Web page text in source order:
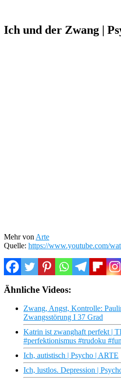
Ich und der Zwang |
Mehr von Arte
Quelle: https://www.youtube.com/
Ähnliche Videos:
Zwang, Angst, Kontrolle:
Zwangsstörung I 37 Grad
Katrin ist zwanghaft perfekt |
#perfektionismus #trudoku
Ich, autistisch | Psycho | ARTE
Ich, lustlos. Depression |